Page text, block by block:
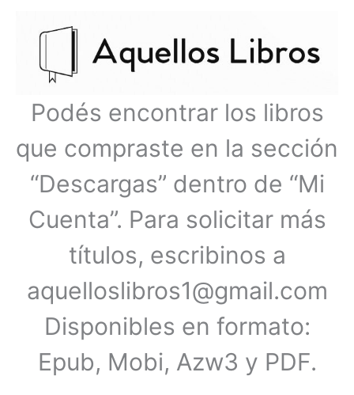
Podés encontrar los libros
que compraste en la sección
“Descargas” dentro de “Mi
Cuenta”. Para solicitar más
títulos, escribinos a
aquelloslibros1@gmail.com
Disponibles en formato:
Epub, Mobi, Azw3 y PDF.
principal